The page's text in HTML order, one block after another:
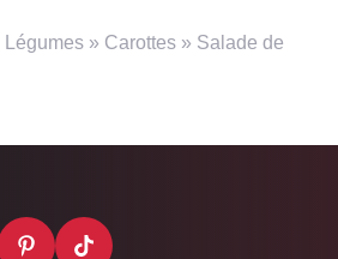
Légumes » Carottes » Salade de